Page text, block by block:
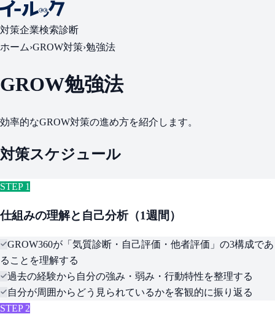
対策企業検索診断
ホーム›GROW対策›勉強法
GROW勉強法
効率的なGROW対策の進め方を紹介します。
対策スケジュール
STEP 1
仕組みの理解と自己分析（1週間）
GROW360が「気質診断・自己評価・他者評価」の3構成であ
ることを理解する
過去の経験から自分の強み・弱み・行動特性を整理する
自分が周囲からどう見られているかを客観的に振り返る
STEP 2